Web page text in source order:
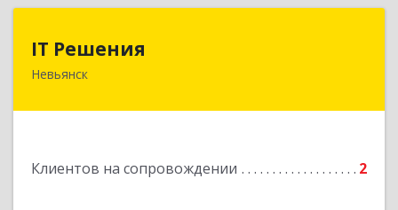
IT Решения
Невьянск
Клиентов на сопровождении 2